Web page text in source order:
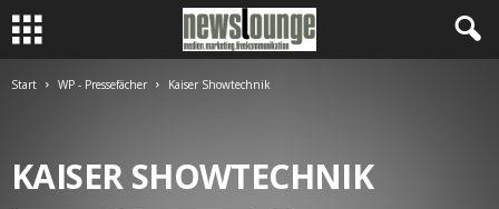
Start WP - Pressefächer Kaiser Showtechnik
KAISER SHOWTECHNIK